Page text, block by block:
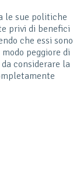
le sue politiche
privi di benefici
che essi sono
peggiore di
considerare la